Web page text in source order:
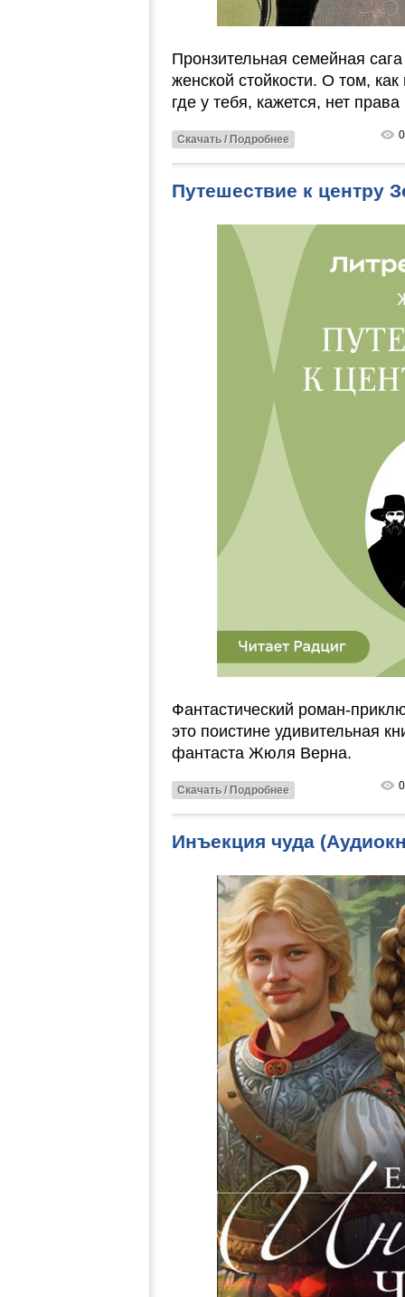
Пронзительная семейная
женской стойкости. О том,
где у тебя, кажется, нет
Скачать / Подробнее 0
Путешествие к центру
Фантастический роман-
это поистине удивительная
фантаста Жюля Верна.
Скачать / Подробнее 0
Инъекция чуда